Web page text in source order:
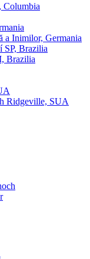
Columbia
a Inimilor, Germania
SP, Brazilia
Brazilia
Ridgeville, SUA